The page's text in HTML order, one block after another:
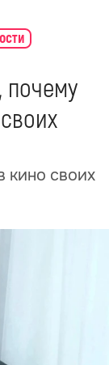
почему
кино своих